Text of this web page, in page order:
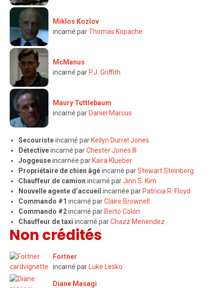
Miklos Kozlov
incarné parThomas Kopache
McManus
incarné par P.J. Griffith
Maury Tuttlebaum
incarné par Daniel Marcus
Secouristeincarné par Keilyn Durrel Jones
Détectiveincarné parChester Jones III
Joggeuseincarnée par Kaira Klueber
Propriétaire de chien âgéincarné parStewart Steinberg
Chauffeur de camion incarné parJinn S. Kim
Nouvelle agente d’accueil incarnée par Patricia R. Floyd
Commando #1 incarné parClaire Brownell
Commando #2incarné par Berto Colón
Chauffeur de taxi incarné parChazz Menendez
Non crédités
Fortner
incarné par
Luke Lesko
Diane Masagi